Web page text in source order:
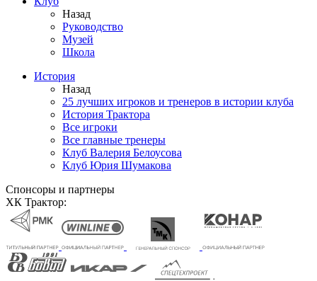
Назад
Руководство
Музей
Школа
История
Назад
25 лучших игроков и тренеров в истории клуба
История Трактора
Все игроки
Все главные тренеры
Клуб Валерия Белоусова
Клуб Юрия Шумакова
Спонсоры и партнеры
ХК Трактор: